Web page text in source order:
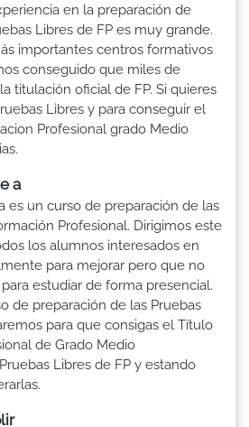
en la preparación de
Libres de FP es muy grande.
importantes centros formativos
conseguido que miles de
titulación oficial de FP. Si quieres
Libres y para conseguir el
Profesional grado Medio
a
es un curso de preparación de las
Profesional. Dirigimos este
los alumnos interesados en
para mejorar pero que no
estudiar de forma presencial.
de preparación de las Pruebas
para que consigas el Título
de Grado Medio
Libres de FP y estando